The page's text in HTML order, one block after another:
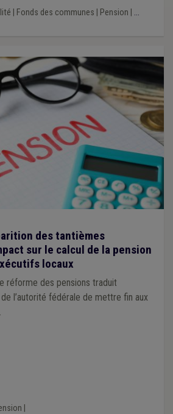
Fonds des communes Pension ...
des tantièmes
sur le calcul de la pension
locaux
réforme des pensions traduit
l’autorité fédérale de mettre fin aux